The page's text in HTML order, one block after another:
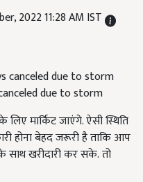
2022 11:28 AM IST
due to storm
मार्किट जाएंगे. ऐसी स्थिति
होना बेहद जरूरी है ताकि आप
खरीदारी कर सके. तो